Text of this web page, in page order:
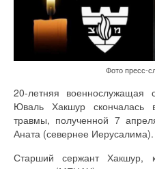
Фото пресс-
20-летняя военнослужащая
Юваль Хакшур скончалась
травмы, полученной 7
Аната (севернее Иерусалима).
Старший сержант Хакшур,